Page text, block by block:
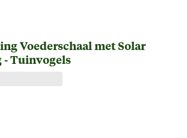
Voederschaal met Solar
verlichting - Tuinvogels